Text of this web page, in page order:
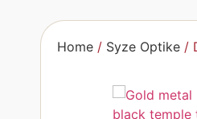
Home / Syze Optike /